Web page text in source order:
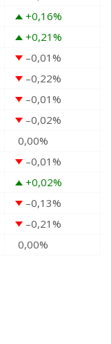
+0,16%
+0,21%
–0,01%
–0,22%
–0,01%
–0,02%
0,00%
–0,01%
+0,02%
–0,13%
–0,21%
0,00%